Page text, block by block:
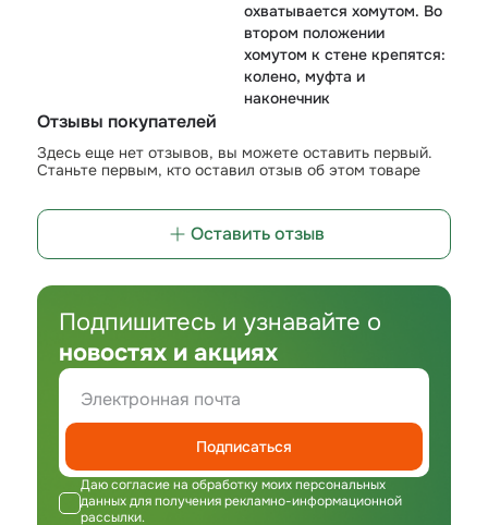
охватывается хомутом. Во
втором положении
хомутом к стене крепятся:
колено, муфта и
наконечник
Отзывы покупателей
Здесь еще нет отзывов, вы можете оставить первый.
Станьте первым, кто оставил отзыв об этом товаре
Оставить отзыв
Подпишитесь и узнавайте о
новостях и акциях
Подписаться
Даю согласие на обработку моих персональных
данных для получения рекламно-информационной
рассылки.